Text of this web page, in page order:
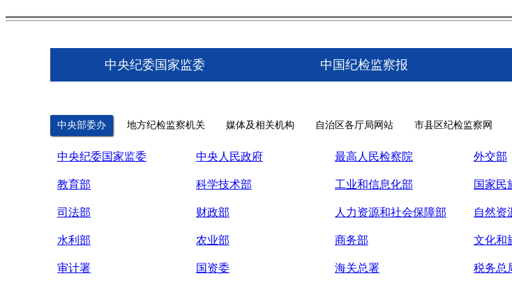
中央纪委国家监委 中国纪检监察报
中央部委办 地方纪检监察机关 媒体及相关机构 自治区各厅局网站 市县区纪检监察网
中央纪委国家监委 中央人民政府 最高人民检察院 外交部
教育部 科学技术部 工业和信息化部 国家民
司法部 财政部 人力资源和社会保障部 自然资
水利部 农业部 商务部 文化和
审计署 国资委 海关总署 税务总